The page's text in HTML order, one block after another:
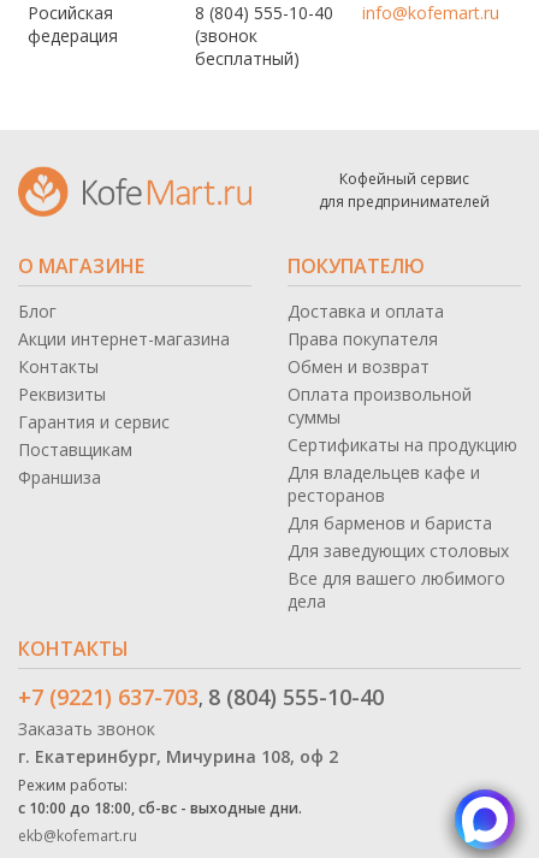
Росийская
федерация
8 (804) 555-10-40
(звонок
бесплатный)
info@kofemart.ru
Кофейный сервис
для предпринимателей
О МАГАЗИНЕ
Блог
Акции интернет-магазина
Контакты
Реквизиты
Гарантия и сервис
Поставщикам
Франшиза
ПОКУПАТЕЛЮ
Доставка и оплата
Права покупателя
Обмен и возврат
Оплата произвольной
суммы
Сертификаты на продукцию
Для владельцев кафе и
ресторанов
Для барменов и бариста
Для заведующих столовых
Все для вашего любимого
дела
КОНТАКТЫ
+7 (9221) 637-703, 8 (804) 555-10-40
Заказать звонок
г. Екатеринбург, Мичурина 108, оф 2
Режим работы:
с 10:00 до 18:00, сб-вс - выходные дни.
ekb@kofemart.ru